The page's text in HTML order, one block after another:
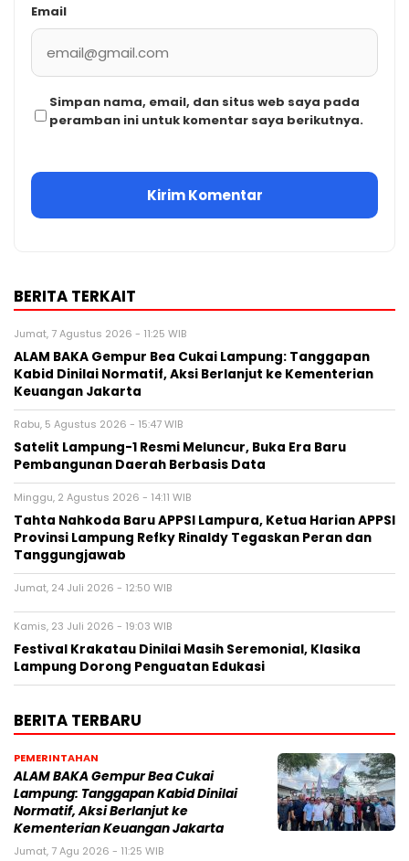
Email
Simpan nama, email, dan situs web saya pada
peramban ini untuk komentar saya berikutnya.
BERITA TERKAIT
Jumat, 7 Agustus 2026 - 11:25 WIB
ALAM BAKA Gempur Bea Cukai Lampung: Tanggapan
Kabid Dinilai Normatif, Aksi Berlanjut ke Kementerian
Keuangan Jakarta
Rabu, 5 Agustus 2026 - 15:47 WIB
Satelit Lampung-1 Resmi Meluncur, Buka Era Baru
Pembangunan Daerah Berbasis Data
Minggu, 2 Agustus 2026 - 14:11 WIB
Tahta Nahkoda Baru APPSI Lampura, Ketua Harian APPSI
Provinsi Lampung Refky Rinaldy Tegaskan Peran dan
Tanggungjawab
Jumat, 24 Juli 2026 - 12:50 WIB
Kamis, 23 Juli 2026 - 19:03 WIB
Festival Krakatau Dinilai Masih Seremonial, Klasika
Lampung Dorong Penguatan Edukasi
BERITA TERBARU
PEMERINTAHAN
ALAM BAKA Gempur Bea Cukai
Lampung: Tanggapan Kabid Dinilai
Normatif, Aksi Berlanjut ke
Kementerian Keuangan Jakarta
Jumat, 7 Agu 2026 - 11:25 WIB